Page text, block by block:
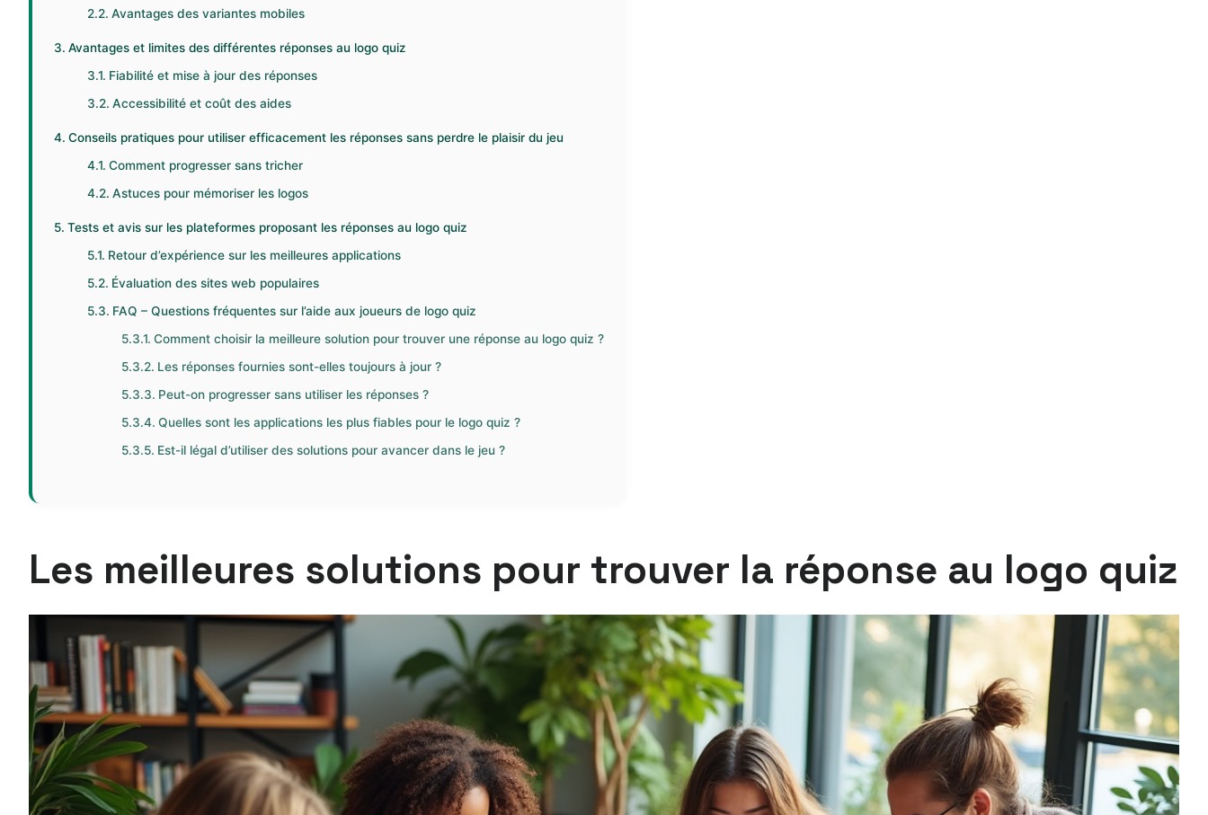
Avantages des variantes mobiles
Avantages et limites des différentes réponses au logo quiz
Fiabilité et mise à jour des réponses
Accessibilité et coût des aides
Conseils pratiques pour utiliser efficacement les réponses sans perdre le plaisir du jeu
Comment progresser sans tricher
Astuces pour mémoriser les logos
Tests et avis sur les plateformes proposant les réponses au logo quiz
Retour d’expérience sur les meilleures applications
Évaluation des sites web populaires
FAQ – Questions fréquentes sur l’aide aux joueurs de logo quiz
Comment choisir la meilleure solution pour trouver une réponse au logo quiz ?
Les réponses fournies sont-elles toujours à jour ?
Peut-on progresser sans utiliser les réponses ?
Quelles sont les applications les plus fiables pour le logo quiz ?
Est-il légal d’utiliser des solutions pour avancer dans le jeu ?
Les meilleures solutions pour trouver la réponse au logo quiz